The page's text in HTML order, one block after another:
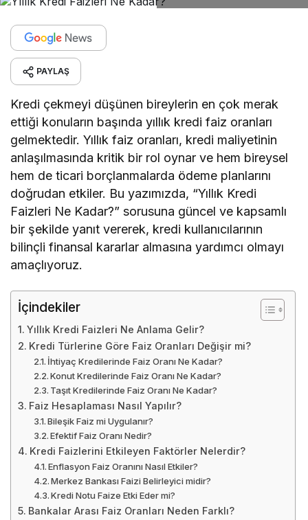
PAYLAŞ
Kredi çekmeyi düşünen bireylerin en çok merak
ettiği konuların başında yıllık kredi faiz oranları
gelmektedir. Yıllık faiz oranları, kredi maliyetinin
anlaşılmasında kritik bir rol oynar ve hem bireysel
hem de ticari borçlanmalarda ödeme planlarını
doğrudan etkiler. Bu yazımızda, “Yıllık Kredi
Faizleri Ne Kadar?” sorusuna güncel ve kapsamlı
bir şekilde yanıt vererek, kredi kullanıcılarının
bilinçli finansal kararlar almasına yardımcı olmayı
amaçlıyoruz.
İçindekiler
Yıllık Kredi Faizleri Ne Anlama Gelir?
Kredi Türlerine Göre Faiz Oranları Değişir mi?
İhtiyaç Kredilerinde Faiz Oranı Ne Kadar?
Konut Kredilerinde Faiz Oranı Ne Kadar?
Taşıt Kredilerinde Faiz Oranı Ne Kadar?
Faiz Hesaplaması Nasıl Yapılır?
Bileşik Faiz mi Uygulanır?
Efektif Faiz Oranı Nedir?
Kredi Faizlerini Etkileyen Faktörler Nelerdir?
Enflasyon Faiz Oranını Nasıl Etkiler?
Merkez Bankası Faizi Belirleyici midir?
Kredi Notu Faize Etki Eder mi?
Bankalar Arası Faiz Oranları Neden Farklı?